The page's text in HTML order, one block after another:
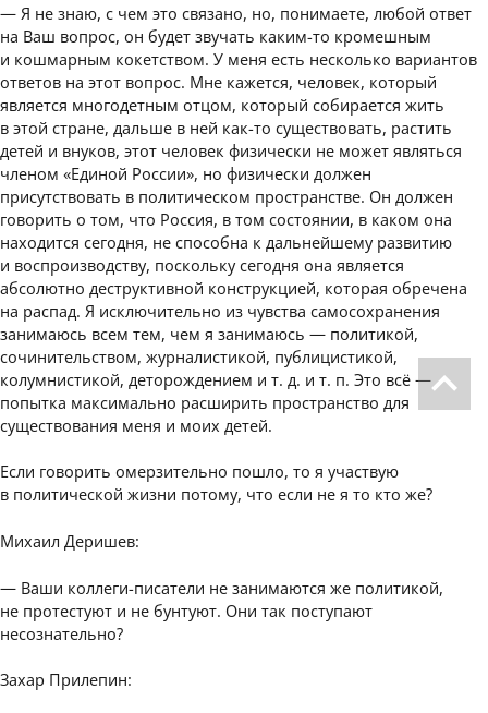
— Я не знаю, с чем это связано, но, понимаете, любой ответ
на Ваш вопрос, он будет звучать каким-то кромешным
и кошмарным кокетством. У меня есть несколько вариантов
ответов на этот вопрос. Мне кажется, человек, который
является многодетным отцом, который собирается жить
в этой стране, дальше в ней как-то существовать, растить
детей и внуков, этот человек физически не может являться
членом «Единой России», но физически должен
присутствовать в политическом пространстве. Он должен
говорить о том, что Россия, в том состоянии, в каком она
находится сегодня, не способна к дальнейшему развитию
и воспроизводству, поскольку сегодня она является
абсолютно деструктивной конструкцией, которая обречена
на распад. Я исключительно из чувства самосохранения
занимаюсь всем тем, чем я занимаюсь — политикой,
сочинительством, журналистикой, публицистикой,
колумнистикой, деторождением и т. д. и т. п. Это всё —
попытка максимально расширить пространство для
существования меня и моих детей.
Если говорить омерзительно пошло, то я участвую
в политической жизни потому, что если не я то кто же?
Михаил Деришев:
— Ваши коллеги-писатели не занимаются же политикой,
не протестуют и не бунтуют. Они так поступают
несознательно?
Захар Прилепин: